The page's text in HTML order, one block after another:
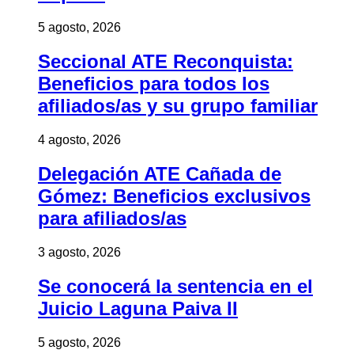
5 agosto, 2026
Seccional ATE Reconquista:
Beneficios para todos los
afiliados/as y su grupo familiar
4 agosto, 2026
Delegación ATE Cañada de
Gómez: Beneficios exclusivos
para afiliados/as
3 agosto, 2026
Se conocerá la sentencia en el
Juicio Laguna Paiva II
5 agosto, 2026